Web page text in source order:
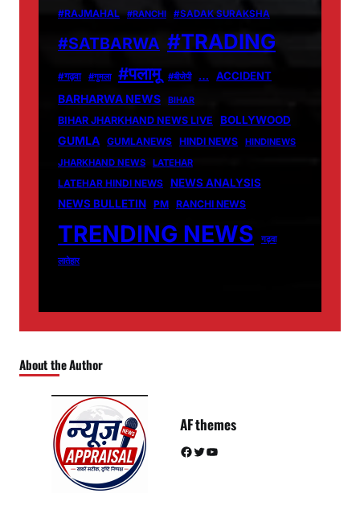
#RAJMAHAL
#RANCHI #SADAK SURAKSHA
#SATBARWA #TRADING
#गढ़वा #गुमला #पलामू #बीजेपी … ACCIDENT
BARHARWA NEWS BIHAR
BIHAR JHARKHAND NEWS LIVE BOLLYWOOD
GUMLA GUMLANEWS HINDI NEWS
HINDINEWS
JHARKHAND NEWS
LATEHAR
LATEHAR HINDI NEWS
NEWS ANALYSIS
NEWS BULLETIN PM RANCHI NEWS
TRENDING NEWS
गढ़वा
लातेहार
About the Author
AF themes
Facebook Twitter YouTube